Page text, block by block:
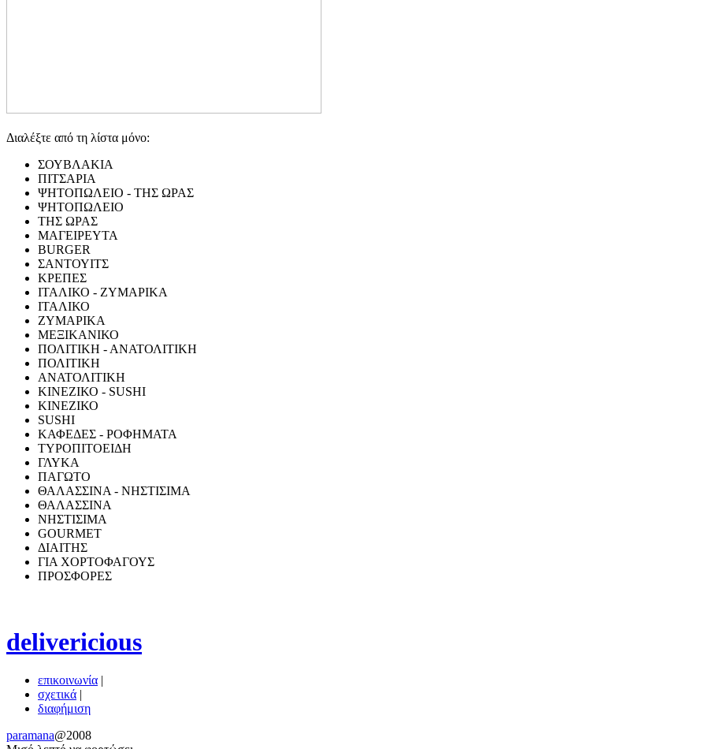
Διαλέξτε από τη λίστα μόνο:
ΣΟΥΒΛΑΚΙΑ
ΠΙΤΣΑΡΙΑ
ΨΗΤΟΠΩΛΕΙΟ - ΤΗΣ ΩΡΑΣ
ΨΗΤΟΠΩΛΕΙΟ
ΤΗΣ ΩΡΑΣ
ΜΑΓΕΙΡΕΥΤΑ
BURGER
ΣΑΝΤΟΥΙΤΣ
ΚΡΕΠΕΣ
ΙΤΑΛΙΚΟ - ΖΥΜΑΡΙΚΑ
ΙΤΑΛΙΚΟ
ΖΥΜΑΡΙΚΑ
ΜΕΞΙΚΑΝΙΚΟ
ΠΟΛΙΤΙΚΗ - ΑΝΑΤΟΛΙΤΙΚΗ
ΠΟΛΙΤΙΚΗ
ΑΝΑΤΟΛΙΤΙΚΗ
ΚΙΝΕΖΙΚΟ - SUSHI
ΚΙΝΕΖΙΚΟ
SUSHI
ΚΑΦΕΔΕΣ - ΡΟΦΗΜΑΤΑ
ΤΥΡΟΠΙΤΟΕΙΔΗ
ΓΛΥΚΑ
ΠΑΓΩΤΟ
ΘΑΛΑΣΣΙΝΑ - ΝΗΣΤΙΣΙΜΑ
ΘΑΛΑΣΣΙΝΑ
ΝΗΣΤΙΣΙΜΑ
GOURMET
ΔΙΑΙΤΗΣ
ΓΙΑ ΧΟΡΤΟΦΑΓΟΥΣ
ΠΡΟΣΦΟΡΕΣ
delivericious
επικοινωνία |
σχετικά |
διαφήμιση
paramana@2008